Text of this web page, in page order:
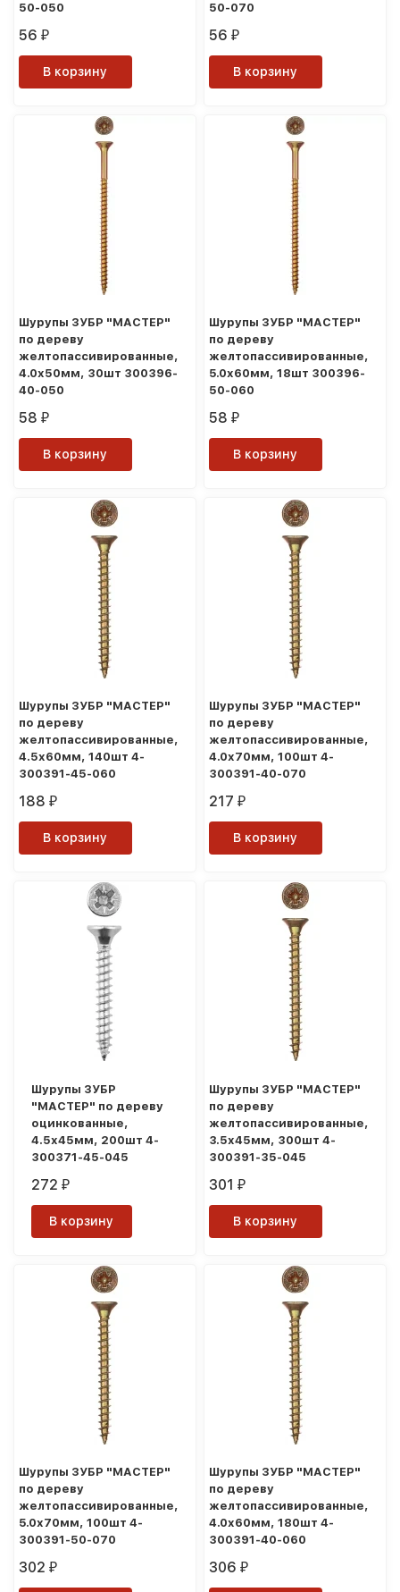
50-050
56 ₽
В корзину
50-070
56 ₽
В корзину
Шурупы ЗУБР "МАСТЕР"
по дереву
желтопассивированные,
4.0x50мм, 30шт 300396-
40-050
58 ₽
В корзину
Шурупы ЗУБР "МАСТЕР"
по дереву
желтопассивированные,
5.0x60мм, 18шт 300396-
50-060
58 ₽
В корзину
Шурупы ЗУБР "МАСТЕР"
по дереву
желтопассивированные,
4.5x60мм, 140шт 4-
300391-45-060
188 ₽
В корзину
Шурупы ЗУБР "МАСТЕР"
по дереву
желтопассивированные,
4.0x70мм, 100шт 4-
300391-40-070
217 ₽
В корзину
Шурупы ЗУБР
"МАСТЕР" по дереву
оцинкованные,
4.5x45мм, 200шт 4-
300371-45-045
272₽
В корзину
Шурупы ЗУБР "МАСТЕР"
по дереву
желтопассивированные,
3.5x45мм, 300шт 4-
300391-35-045
301 ₽
В корзину
Шурупы ЗУБР "МАСТЕР"
по дереву
желтопассивированные,
5.0x70мм, 100шт 4-
300391-50-070
302 ₽
Шурупы ЗУБР "МАСТЕР"
по дереву
желтопассивированные,
4.0x60мм, 180шт 4-
300391-40-060
306 ₽